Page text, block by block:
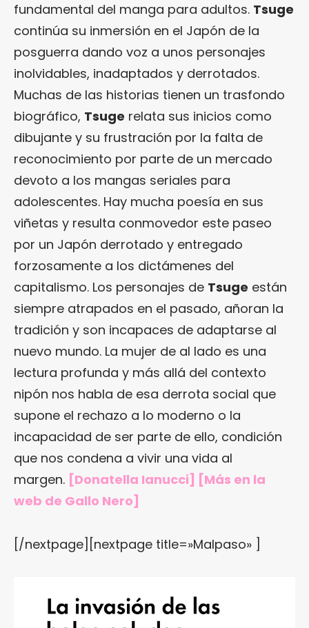
fundamental del manga para adultos. Tsuge
continúa su inmersión en el Japón de la
posguerra dando voz a unos personajes
inolvidables, inadaptados y derrotados.
Muchas de las historias tienen un trasfondo
biográfico, Tsuge relata sus inicios como
dibujante y su frustración por la falta de
reconocimiento por parte de un mercado
devoto a los mangas seriales para
adolescentes. Hay mucha poesía en sus
viñetas y resulta conmovedor este paseo
por un Japón derrotado y entregado
forzosamente a los dictámenes del
capitalismo. Los personajes de Tsuge están
siempre atrapados en el pasado, añoran la
tradición y son incapaces de adaptarse al
nuevo mundo. La mujer de al lado es una
lectura profunda y más allá del contexto
nipón nos habla de esa derrota social que
supone el rechazo a lo moderno o la
incapacidad de ser parte de ello, condición
que nos condena a vivir una vida al
margen. [Donatella Ianucci] [Más en la
web de Gallo Nero]
[/nextpage][nextpage title=»Malpaso» ]